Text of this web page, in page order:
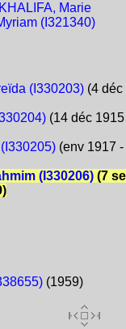
KHALIFA, Marie
(I321340)
(I330203)(4 déc
(14 déc 1915
(env 1917 -
(I330206)(7
(1959)